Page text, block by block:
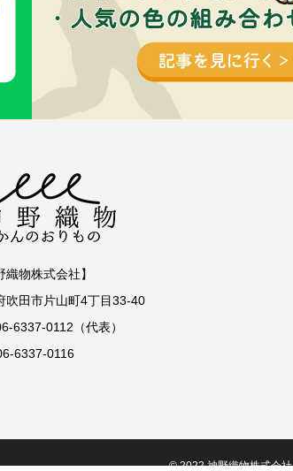
織物株式会社】
吹田市片山町4丁目33-40
6337-0112（代表）
6337-0116
© 2022 神野織物株式会社